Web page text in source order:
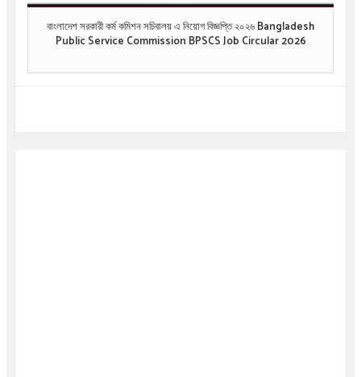
বাংলাদেশ সরকারী কর্ম কমিশন সচিবালয় এ নিয়োগ বিজ্ঞপ্তি ২০২৬ Bangladesh
Public Service Commission BPSCS Job Circular 2026